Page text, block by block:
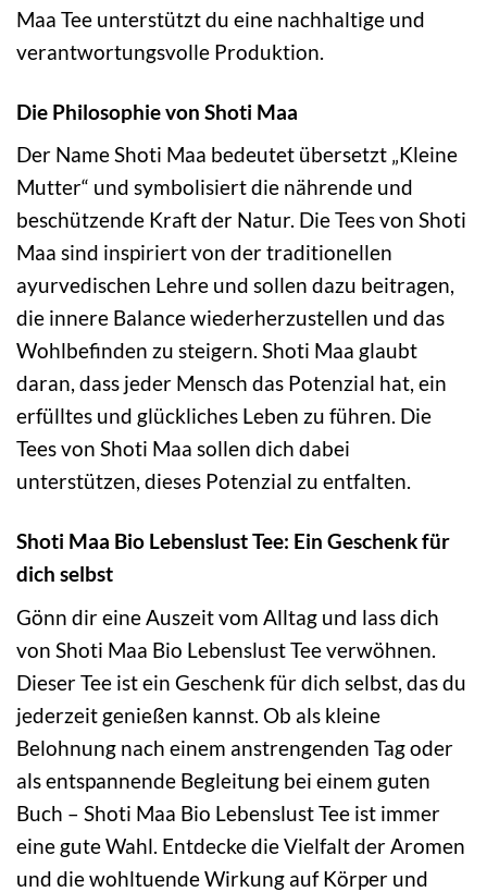
Maa Tee unterstützt du eine nachhaltige und
verantwortungsvolle Produktion.
Die Philosophie von Shoti Maa
Der Name Shoti Maa bedeutet übersetzt „Kleine
Mutter“ und symbolisiert die nährende und
beschützende Kraft der Natur. Die Tees von Shoti
Maa sind inspiriert von der traditionellen
ayurvedischen Lehre und sollen dazu beitragen,
die innere Balance wiederherzustellen und das
Wohlbefinden zu steigern. Shoti Maa glaubt
daran, dass jeder Mensch das Potenzial hat, ein
erfülltes und glückliches Leben zu führen. Die
Tees von Shoti Maa sollen dich dabei
unterstützen, dieses Potenzial zu entfalten.
Shoti Maa Bio Lebenslust Tee: Ein Geschenk für
dich selbst
Gönn dir eine Auszeit vom Alltag und lass dich
von Shoti Maa Bio Lebenslust Tee verwöhnen.
Dieser Tee ist ein Geschenk für dich selbst, das du
jederzeit genießen kannst. Ob als kleine
Belohnung nach einem anstrengenden Tag oder
als entspannende Begleitung bei einem guten
Buch – Shoti Maa Bio Lebenslust Tee ist immer
eine gute Wahl. Entdecke die Vielfalt der Aromen
und die wohltuende Wirkung auf Körper und